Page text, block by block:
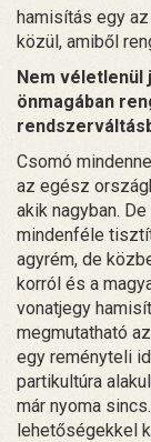
hamisítás egy
közül, amiből
Nem véletlenül
önmagában
Csomó
az egész
akik nagyban.
mindenféle
agyrém, de
korról és a
vonatjegy
megmutatható
egy reményteli
partikultúra
már nyoma
lehetőségekkel